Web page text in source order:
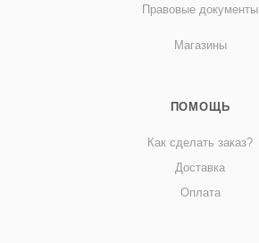
Правовые документы
Магазины
ПОМОЩЬ
Как сделать заказ?
Доставка
Оплата